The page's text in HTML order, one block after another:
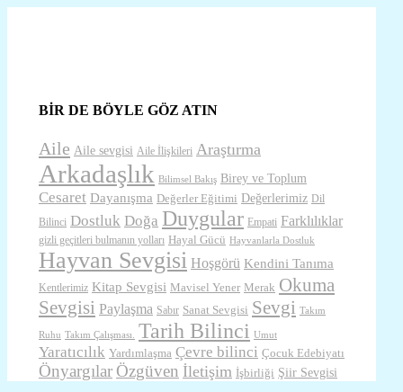
BİR DE BÖYLE GÖZ ATIN
Aile Aile sevgisi Aile İlişkileri Araştırma
Arkadaşlık Bilimsel Bakış Birey ve Toplum
Cesaret Dayanışma Değerler Eğitimi Değerlerimiz Dil
Bilinci Dostluk Doğa Duygular Empati Farklılıklar
gizli geçitleri bulmanın yolları Hayal Gücü Hayvanlarla Dostluk
Hayvan Sevgisi Hoşgörü Kendini Tanıma
Kentlerimiz Kitap Sevgisi Mavisel Yener Merak Okuma
Sevgisi Paylaşma Sabır Sanat Sevgisi Sevgi Takım
Ruhu Takım Çalışması. Tarih Bilinci Umut
Yaratıcılık Yardımlaşma Çevre bilinci Çocuk Edebiyatı
Önyargılar Özgüven İletişim İşbirliği Şiir Sevgisi